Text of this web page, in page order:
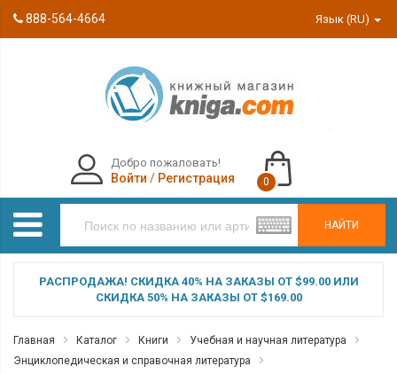
888-564-4664 Язык (RU)
НАЙТИ
Добро пожаловать!
Войти / Регистрация 0
РАСПРОДАЖА! СКИДКА 40% НА ЗАКАЗЫ ОТ $99.00 ИЛИ
СКИДКА 50% НА ЗАКАЗЫ ОТ $169.00
Главная Каталог Книги
Учебная и научная литература
Энциклопедическая и справочная литература